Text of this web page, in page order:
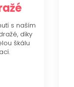
s naším
díky
škálu